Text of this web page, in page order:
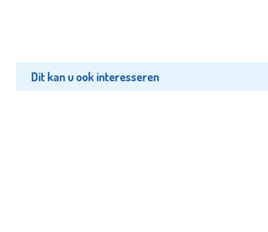
Dit kan u ook interesseren